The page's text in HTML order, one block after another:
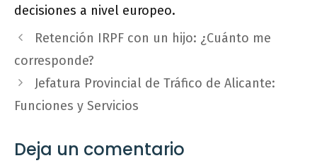
decisiones a nivel europeo.
Retención IRPF con un hijo: ¿Cuánto me
corresponde?
Jefatura Provincial de Tráfico de Alicante:
Funciones y Servicios
Deja un comentario